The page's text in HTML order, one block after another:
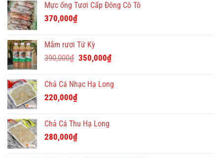
Mực ống Tươi Cấp Đông Cô Tô
370,000₫
Mắm rươi Tứ Kỳ
390,000₫ Giá
390,000₫.
350,000₫Giá
là:
Chả Cá Nhạc Hạ Long
220,000₫
Chả Cá Thu Hạ Long
280,000₫